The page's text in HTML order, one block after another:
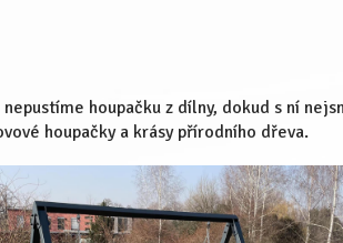
houpačku z dílny, dokud s ní
houpačky a krásy přírodního dřeva.